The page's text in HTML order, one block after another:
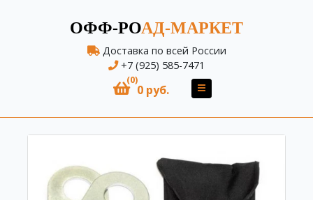
ОФФ-РОАД-МАРКЕТ
Доставка по всей России
+7 (925) 585-7471
(0)
0 руб.